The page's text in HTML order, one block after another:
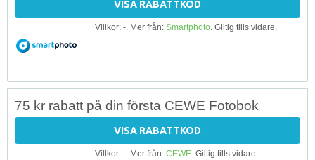
VISA RABATTKOD
Villkor: -. Mer från: Smartphoto. Giltig tills vidare.
75 kr rabatt på din första CEWE Fotobok
VISA RABATTKOD
Villkor: -. Mer från: CEWE. Giltig tills vidare.